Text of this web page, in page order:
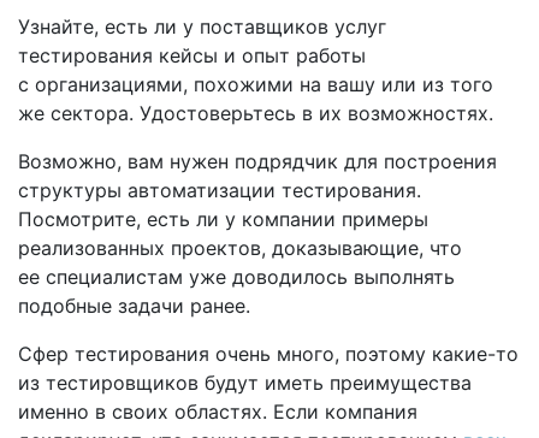
Узнайте, есть ли у поставщиков услуг
тестирования кейсы и опыт работы
с организациями, похожими на вашу или из того
же сектора. Удостоверьтесь в их возможностях.
Возможно, вам нужен подрядчик для построения
структуры автоматизации тестирования.
Посмотрите, есть ли у компании примеры
реализованных проектов, доказывающие, что
ее специалистам уже доводилось выполнять
подобные задачи ранее.
Сфер тестирования очень много, поэтому какие-то
из тестировщиков будут иметь преимущества
именно в своих областях. Если компания